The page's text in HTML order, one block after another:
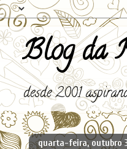
Blog da
desde 2001
quarta-feira, outubro